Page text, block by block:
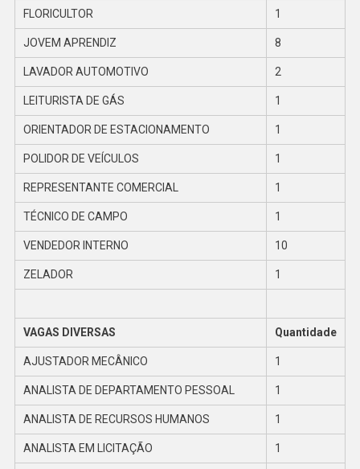
FLORICULTOR 1
JOVEM APRENDIZ 8
LAVADOR AUTOMOTIVO 2
LEITURISTA DE GÁS 1
ORIENTADOR DE ESTACIONAMENTO 1
POLIDOR DE VEÍCULOS 1
REPRESENTANTE COMERCIAL 1
TÉCNICO DE CAMPO 1
VENDEDOR INTERNO 10
ZELADOR 1
VAGAS DIVERSAS Quantidade
AJUSTADOR MECÂNICO 1
ANALISTA DE DEPARTAMENTO PESSOAL 1
ANALISTA DE RECURSOS HUMANOS 1
ANALISTA EM LICITAÇÃO 1